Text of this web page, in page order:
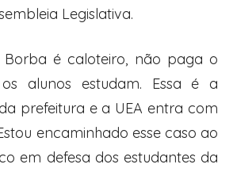
Legislativa.
Borba é caloteiro, não paga o
alunos estudam. Essa é a
prefeitura e a UEA entra com
encaminhado esse caso ao
em defesa dos estudantes da